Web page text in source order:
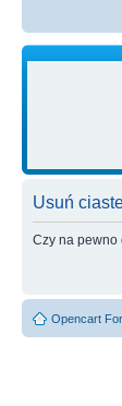
Usuń
Czy na pewno
Opencart